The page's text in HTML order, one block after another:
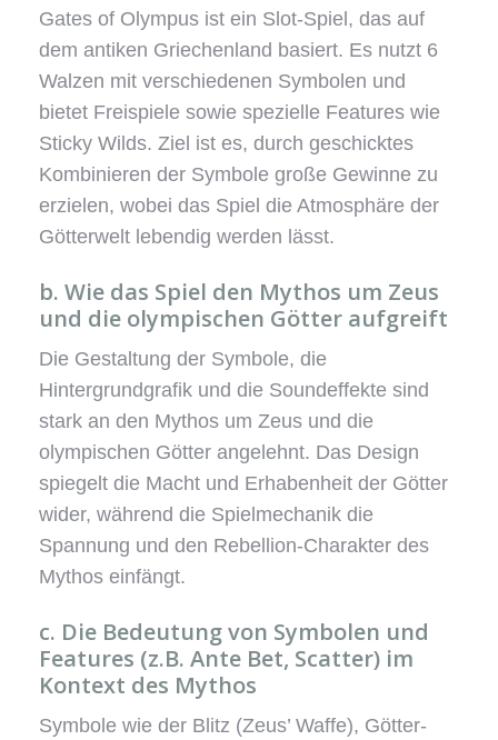
Gates of Olympus ist ein Slot-Spiel, das auf
dem antiken Griechenland basiert. Es nutzt 6
Walzen mit verschiedenen Symbolen und
bietet Freispiele sowie spezielle Features wie
Sticky Wilds. Ziel ist es, durch geschicktes
Kombinieren der Symbole große Gewinne zu
erzielen, wobei das Spiel die Atmosphäre der
Götterwelt lebendig werden lässt.
b. Wie das Spiel den Mythos um Zeus
und die olympischen Götter aufgreift
Die Gestaltung der Symbole, die
Hintergrundgrafik und die Soundeffekte sind
stark an den Mythos um Zeus und die
olympischen Götter angelehnt. Das Design
spiegelt die Macht und Erhabenheit der Götter
wider, während die Spielmechanik die
Spannung und den Rebellion-Charakter des
Mythos einfängt.
c. Die Bedeutung von Symbolen und
Features (z.B. Ante Bet, Scatter) im
Kontext des Mythos
Symbole wie der Blitz (Zeus’ Waffe), Götter-